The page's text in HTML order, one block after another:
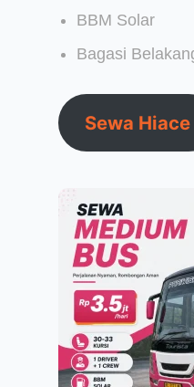
BBM Solar
Bagasi
Sewa Hiace